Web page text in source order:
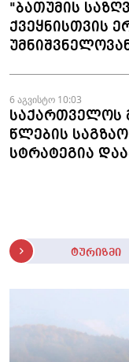
"ბათუმის
ქვეყნისთვის
6 აგვისტო 10:03
საქართველოს
წლების
სტრატეგია
ტურიზმი